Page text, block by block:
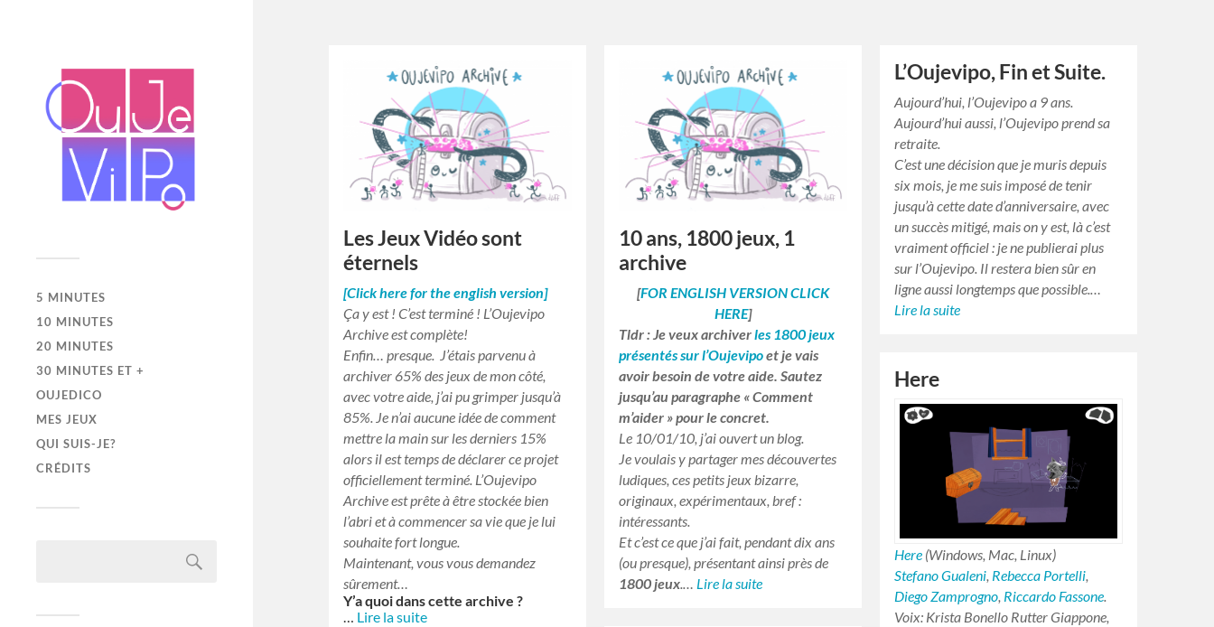
5 MINUTES
10 MINUTES
20 MINUTES
30 MINUTES ET +
OUJEDICO
MES JEUX
QUI SUIS-JE?
CRÉDITS
Les Jeux Vidéo sont
éternels
[Click here for the english version]
Ça y est ! C’est terminé ! L’Oujevipo
Archive est complète!
Enfin… presque. J’étais parvenu à
archiver 65% des jeux de mon côté,
avec votre aide, j’ai pu grimper jusqu’à
85%. Je n’ai aucune idée de comment
mettre la main sur les derniers 15%
alors il est temps de déclarer ce projet
officiellement terminé. L’Oujevipo
Archive est prête à être stockée bien
l’abri et à commencer sa vie que je lui
souhaite fort longue.
Maintenant, vous vous demandez
sûrement…
Y’a quoi dans cette archive ?
… Lire la suite
10 ans, 1800 jeux, 1
archive
[FOR ENGLISH VERSION CLICK
HERE]
Tldr : Je veux archiverles 1800 jeux
présentés sur l’Oujevipoet je vais
avoir besoin de votre aide. Sautez
jusqu’au paragraphe « Comment
m’aider » pour le concret.
Le 10/01/10, j’ai ouvert un blog.
Je voulais y partager mes découvertes
ludiques, ces petits jeux bizarre,
originaux, expérimentaux, bref :
intéressants.
Et c’est ce que j’ai fait, pendant dix ans
(ou presque), présentant ainsi près de
1800 jeux.… Lire la suite
L’Oujevipo, Fin et Suite.
Aujourd’hui, l’Oujevipo a 9 ans.
Aujourd’hui aussi, l’Oujevipo prend sa
retraite.
C’est une décision que je muris depuis
six mois, je me suis imposé de tenir
jusqu’à cette date d’anniversaire, avec
un succès mitigé, mais on y est, là c’est
vraiment officiel : je ne publierai plus
sur l’Oujevipo. Il restera bien sûr en
ligne aussi longtemps que possible.…
Lire la suite
Here
Here (Windows, Mac, Linux)
Stefano Gualeni, Rebecca Portelli,
Diego Zamprogno, Riccardo Fassone.
Voix: Krista Bonello Rutter Giappone,